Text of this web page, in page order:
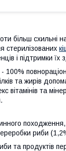
більш
стерилізованих
і підтримки їх
100%
та жирів
вітамінів та
риби
та продуктів